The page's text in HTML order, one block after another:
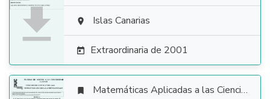
  Islas Canarias
 Extraordinaria de 2001
 Matemáticas Aplicadas a las Ciencias Sociales